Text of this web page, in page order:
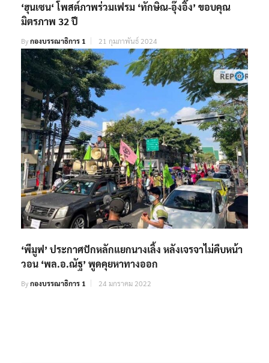
‘ฮุนเซน‘ โพสต์ภาพร่วมเฟรม ‘ทักษิณ-อุ๊งอิ๊ง’ ขอบคุณ
มิตรภาพ 32 ปี
Byกองบรรณาธิการ 1 21 กุมภาพันธ์ 2024
‘พีมูฟ’ ประกาศปักหลักแยกนางเลิ้ง หลังเจรจาไม่คืบหน้า
วอน ‘พล.อ.ณัฐ’ พูดคุยหาทางออก
Byกองบรรณาธิการ 1 24 มกราคม 2022